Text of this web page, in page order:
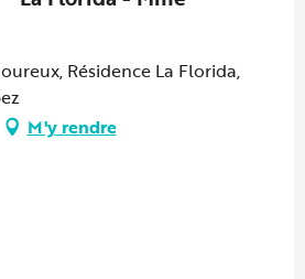
Résidence La Florida,
M'y rendre